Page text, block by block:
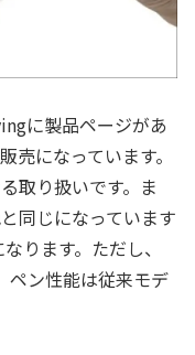
に製品ページがあ
売になっています。
取り扱いです。ま
同じになっています
ります。ただし、
ペン性能は従来モデ